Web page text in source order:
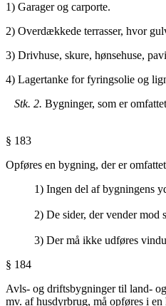
1) Garager og carporte.
2) Overdækkede terrasser, hvor
3) Drivhuse, skure, hønsehuse,
4) Lagertanke for fyringsolie og
Stk. 2. Bygninger, som er
§ 183
Opføres en bygning, der er
1) Ingen del af bygningens
2) De sider, der vender mod
3) Der må ikke udføres
§ 184
Avls- og driftsbygninger til land-
mv. af husdyrbrug, må opføres i